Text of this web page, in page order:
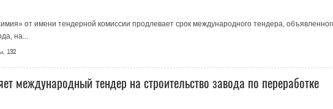
от имени тендерной комиссии продлевает срок международного тендера,
на...
132
международный тендер на строительство завода по переработке